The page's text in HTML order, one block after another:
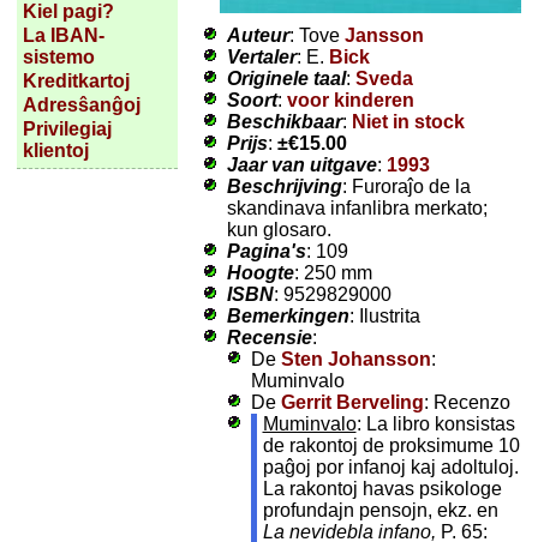
Kiel pagi?
La IBAN-
sistemo
Kreditkartoj
Adresŝanĝoj
Privilegiaj
klientoj
Auteur: Tove Jansson
Vertaler: E. Bick
Originele taal: Sveda
Soort: voor kinderen
Beschikbaar: Niet in stock
Prijs: ±€15.00
Jaar van uitgave: 1993
Beschrijving: Furoraĵo de la
skandinava infanlibra merkato;
kun glosaro.
Pagina's: 109
Hoogte: 250 mm
ISBN: 9529829000
Bemerkingen: Ilustrita
Recensie:
De Sten Johansson:
Muminvalo
De Gerrit Berveling: Recenzo
Muminvalo: La libro konsistas
de rakontoj de proksimume 10
paĝoj por infanoj kaj adoltuloj.
La rakontoj havas psikologe
profundajn pensojn, ekz. en
La nevidebla infano, P. 65: